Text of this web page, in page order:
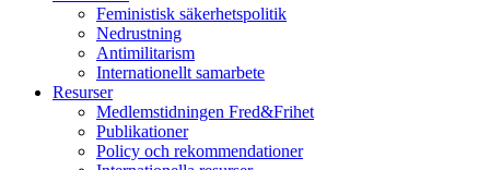
Feministisk säkerhetspolitik
Nedrustning
Antimilitarism
Internationellt samarbete
Resurser
Medlemstidningen Fred&Frihet
Publikationer
Policy och rekommendationer